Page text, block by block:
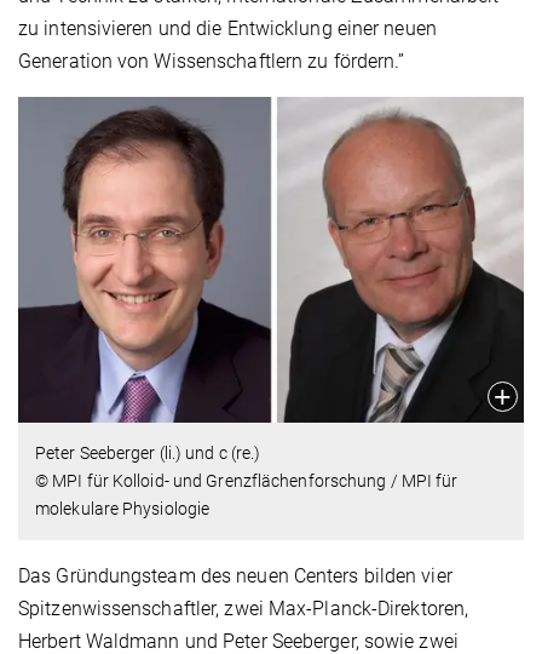
zu intensivieren und die Entwicklung einer neuen
Generation von Wissenschaftlern zu fördern.”
Peter Seeberger (li.) und c (re.)
© MPI für Kolloid- und Grenzflächenforschung / MPI für
molekulare Physiologie
Das Gründungsteam des neuen Centers bilden vier
Spitzenwissenschaftler, zwei Max-Planck-Direktoren,
Herbert Waldmann und Peter Seeberger, sowie zwei